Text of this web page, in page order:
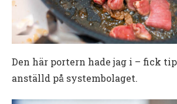
Den här portern hade jag i – fick
anställd på systembolaget.